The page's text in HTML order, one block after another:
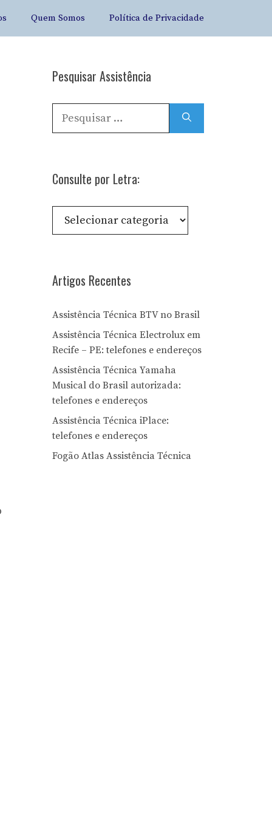
Quem Somos Política de Privacidade
Pesquisar Assistência
Pesquisar
por:
Consulte por Letra:
Consulte
Artigos Recentes
Assistência Técnica BTV no Brasil
Assistência Técnica Electrolux em
Recife – PE: telefones e endereços
Assistência Técnica Yamaha
Musical do Brasil autorizada:
telefones e endereços
Assistência Técnica iPlace:
telefones e endereços
Fogão Atlas Assistência Técnica